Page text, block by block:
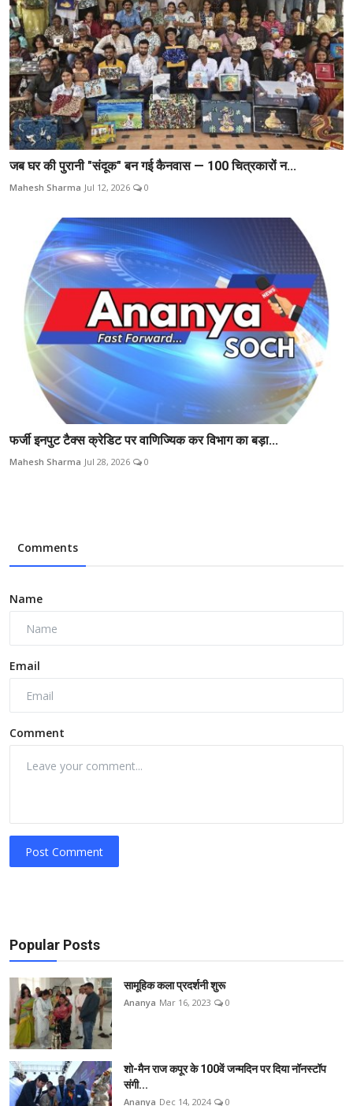
जब घर की पुरानी "संदूक" बन गई कैनवास — 100 चित्रकारों न...
Mahesh Sharma Jul 12, 2026 0
फर्जी इनपुट टैक्स क्रेडिट पर वाणिज्यिक कर विभाग का बड़ा...
Mahesh Sharma Jul 28, 2026 0
Comments
Name
Email
Comment
Post Comment
Popular Posts
सामूहिक कला प्रदर्शनी शुरू
Ananya Mar 16, 2023 0
शो-मैन राज कपूर के 100वें जन्मदिन पर दिया नॉनस्टॉप
संगी...
Ananya Dec 14, 2024 0